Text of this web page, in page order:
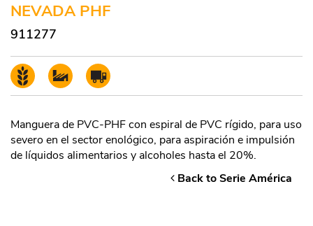
NEVADA PHF
911277
Manguera de PVC-PHF con espiral de PVC rígido, para uso
severo en el sector enológico, para aspiración e impulsión
de líquidos alimentarios y alcoholes hasta el 20%.
Back to Serie América